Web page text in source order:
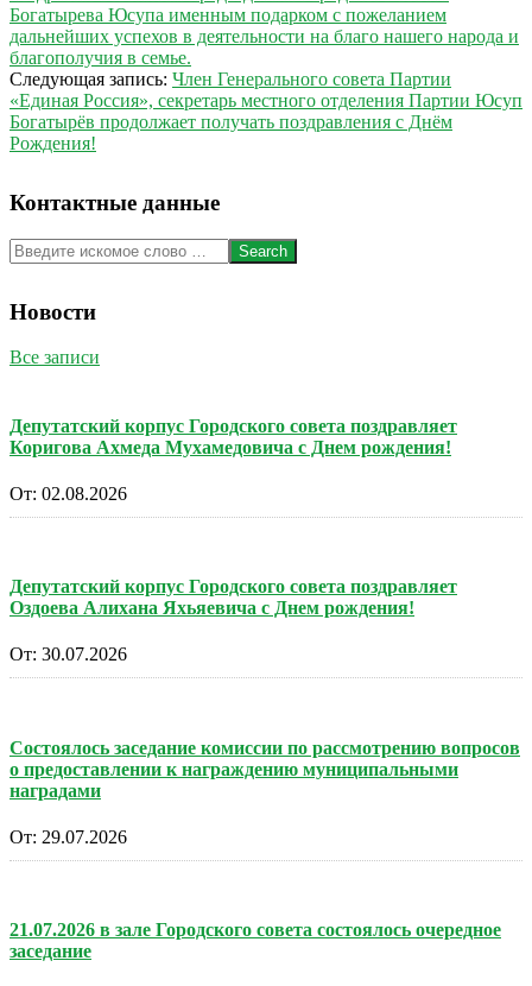
30
Богатырева Юсупа именным подарком с пожеланием
дальнейших успехов в деятельности на благо нашего народа и
благополучия в семье.
Следующая запись: Член Генерального совета Партии
«Единая Россия», секретарь местного отделения Партии Юсуп
Богатырёв продолжает получать поздравления с Днём
Рождения!
Контактные данные
Search
Новости
Все записи
Депутатский корпус Городского совета поздравляет
Коригова Ахмеда Мухамедовича с Днем рождения!
От: 02.08.2026
Депутатский корпус Городского совета поздравляет
Оздоева Алихана Яхьяевича с Днем рождения!
От: 30.07.2026
Состоялось заседание комиссии по рассмотрению вопросов
о предоставлении к награждению муниципальными
наградами
От: 29.07.2026
21.07.2026 в зале Городского совета состоялось очередное
заседание